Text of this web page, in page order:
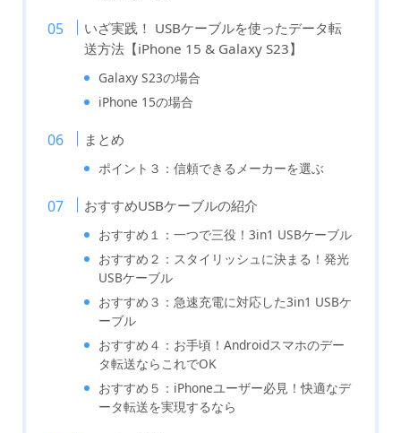
いざ実践！ USBケーブルを使ったデータ転
送方法【iPhone 15 & Galaxy S23】
Galaxy S23の場合
iPhone 15の場合
まとめ
ポイント３：信頼できるメーカーを選ぶ
おすすめUSBケーブルの紹介
おすすめ１：一つで三役！3in1 USBケーブル
おすすめ２：スタイリッシュに決まる！発光
USBケーブル
おすすめ３：急速充電に対応した3in1 USBケ
ーブル
おすすめ４：お手頃！Androidスマホのデー
タ転送ならこれでOK
おすすめ５：iPhoneユーザー必見！快適なデ
ータ転送を実現するなら